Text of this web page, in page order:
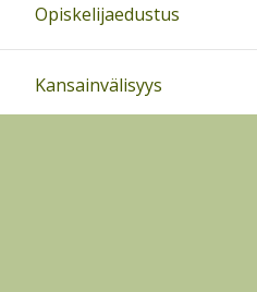
Opiskelijaedustus
Kansainvälisyys